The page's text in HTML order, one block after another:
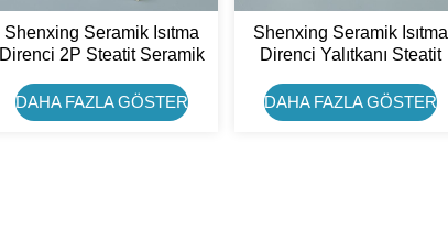
Shenxing Seramik Isıtma
Direnci 2P Steatit Seramik
DAHA FAZLA GÖSTER
Shenxing Seramik Isıtma
Direnci Yalıtkanı Steatit
DAHA FAZLA GÖSTER